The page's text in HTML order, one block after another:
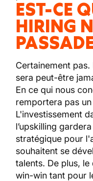
EST-CE
HIRING
Certainement
sera peut-être
En ce qui nous
remportera pas
L'investissement
l’upskilling
stratégique pour
souhaitent se
talents. De plus,
win-win tant pour